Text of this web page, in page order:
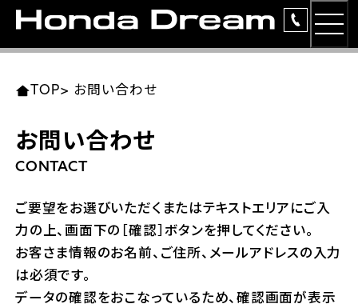
ラインアップ
安心のサービス
レンタルバイク
洋用品
TOP> お問い合わせ
お問い合わせ
CONTACT
ご要望をお選びいただくまたはテキストエリアにご入
力の上、画面下の［確認］ボタンを押してください。
お客さま情報のお名前、ご住所、メールアドレスの入力
は必須です。
データの確認をおこなっているため、確認画面が表示
東北エリア 店舗一覧
岩手県
宮城県
ホンダドリーム 仙台泉
関東エリア 店舗一覧
東京都
ホンダドリーム 西東京
ホンダドリーム 練馬
中部エリア 店舗一覧
愛知県
ホンダドリーム 名古屋南
ホンダドリーム 小牧
近畿エリア 店舗一覧
大阪府
ホンダドリーム 箕面
ホンダドリーム 藤井寺
中国・四国エリア 店舗一覧
岡山県
広島県
ホンダドリーム 広島
九州エリア 店舗一覧
福岡県
ホンダドリーム 福岡東
ホンダドリーム 久留米